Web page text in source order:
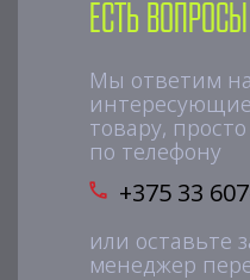
Есть
Мы ответим
товару,
по телефону
+375 33
или оставьте
менеджер